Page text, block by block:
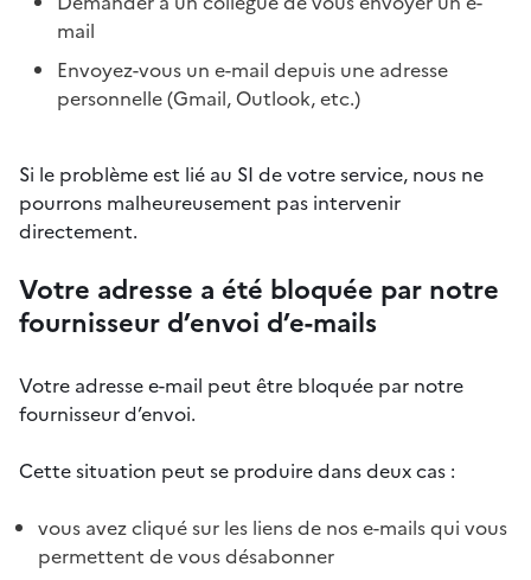
mail
Envoyez-vous un e-mail depuis une adresse
personnelle (Gmail, Outlook, etc.)
Si le problème est lié au SI de votre service, nous ne
pourrons malheureusement pas intervenir
directement.
Votre adresse a été bloquée par notre
fournisseur d’envoi d’e-mails
Votre adresse e-mail peut être bloquée par notre
fournisseur d’envoi.
Cette situation peut se produire dans deux cas :
vous avez cliqué sur les liens de nos e-mails qui vous
permettent de vous désabonner